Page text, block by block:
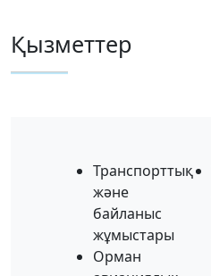
Қызметтер
Транспорттық
және
байланыс
жұмыстары
Орман